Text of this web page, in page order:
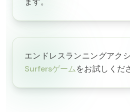
エンドレスランニングアク
Surfersゲームをお試しくだ